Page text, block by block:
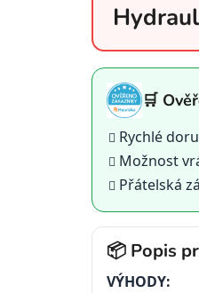
🛒
Rychlé
Možnost
Přátelská
📦 Popis
VÝHODY: